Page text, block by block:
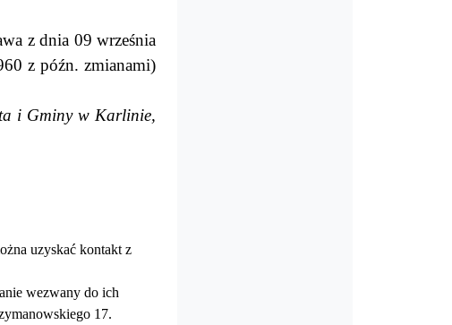
z dnia 09 września
z późn. zmianami)
i Gminy w Karlinie,
uzyskać kontakt z
wezwany do ich
17.